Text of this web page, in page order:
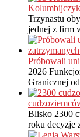
Trzynastu
jednej z firm
Próbowali
2026
Granicznej
Blisko 2300
roku decyzje